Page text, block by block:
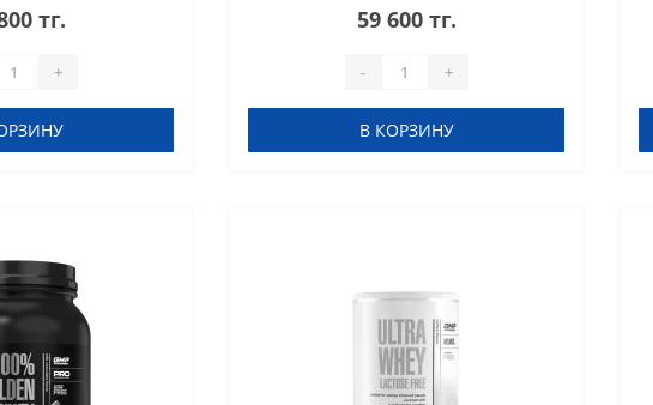
Благодаря
тг.
+
перерывах между приёмами пищи. В
59 600 тг.
- +
В КОРЗИНУ